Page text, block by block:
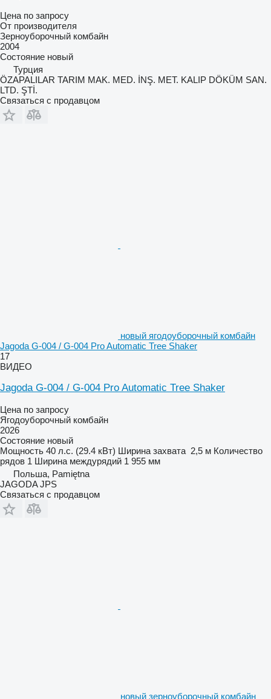
Цена по запросу
От производителя
Зерноуборочный комбайн
2004
Состояние новый
Турция
ÖZAPALILAR TARIM MAK. MED. İNŞ. MET. KALIP DÖKÜM SAN.
LTD. ŞTİ.
Связаться с продавцом
новый ягодоуборочный комбайн
Jagoda G-004 / G-004 Pro Automatic Tree Shaker
17
ВИДЕО
Jagoda G-004 / G-004 Pro Automatic Tree Shaker
Цена по запросу
Ягодоуборочный комбайн
2026
Состояние новый
Мощность 40 л.с. (29.4 кВт) Ширина захвата 2,5 м Количество
рядов 1 Ширина междурядий 1 955 мм
Польша, Pamiętna
JAGODA JPS
Связаться с продавцом
новый зерноуборочный комбайн